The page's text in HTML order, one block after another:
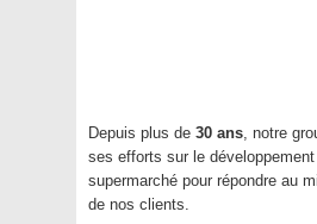
Depuis plus de 30 ans, notre
ses efforts sur le
supermarché pour répondre au
de nos clients.